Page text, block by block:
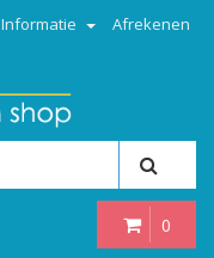
Informatie Afrekenen
0